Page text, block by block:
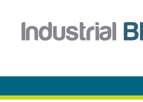
contenido